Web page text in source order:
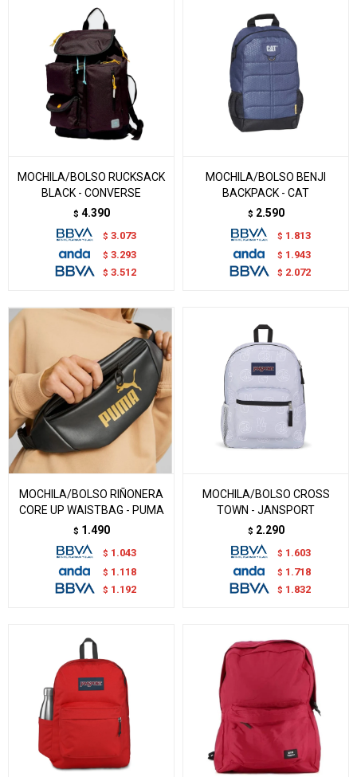
MOCHILA/BOLSO RUCKSACK
BLACK - CONVERSE
$ 4.390
$ 3.073
$ 3.293
$ 3.512
MOCHILA/BOLSO BENJI
BACKPACK - CAT
$ 2.590
$ 1.813
$ 1.943
$ 2.072
MOCHILA/BOLSO RIÑONERA
CORE UP WAISTBAG - PUMA
$ 1.490
$ 1.043
$ 1.118
$ 1.192
MOCHILA/BOLSO CROSS
TOWN - JANSPORT
$ 2.290
$ 1.603
$ 1.718
$ 1.832